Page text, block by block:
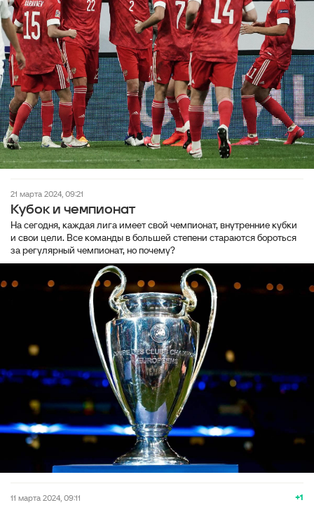
21 марта 2024, 09:21
Кубок и чемпионат
На сегодня, каждая лига имеет свой чемпионат, внутренние кубки
и свои цели. Все команды в большей степени стараются бороться
за регулярный чемпионат, но почему?
+1
11 марта 2024, 09:11